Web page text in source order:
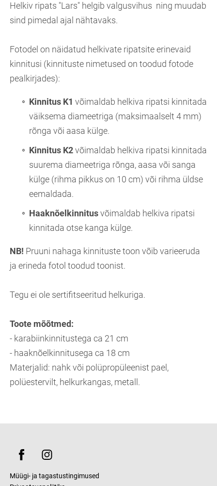
Helkiv ripats "Lars" helgib valgusvihus ning muudab
sind pimedal ajal nähtavaks.
Fotodel on näidatud helkivate ripatsite erinevaid
kinnitusi (kinnituste nimetused on toodud fotode
pealkirjades):
Kinnitus K1 võimaldab helkiva ripatsi kinnitada
väiksema diameetriga (maksimaalselt 4 mm)
rõnga või aasa külge.
Kinnitus K2võimaldab helkiva ripatsi kinnitada
suurema diameetriga rõnga, aasa või sanga
külge (rihma pikkus on 10 cm) või rihma üldse
eemaldada.
Haaknõelkinnitusvõimaldab helkiva ripatsi
kinnitada otse kanga külge.
NB! Pruuni nahaga kinnituste toon võib varieeruda
ja erineda fotol toodud toonist.
Tegu ei ole sertifitseeritud helkuriga.
Toote mõõtmed:
- karabiinkinnitustega ca 21 cm
- haaknõelkinnitusega ca 18 cm
Materjalid: nahk või polüpropüleenist pael,
polüestervilt, helkurkangas, metall.
Müügi- ja tagastustingimused